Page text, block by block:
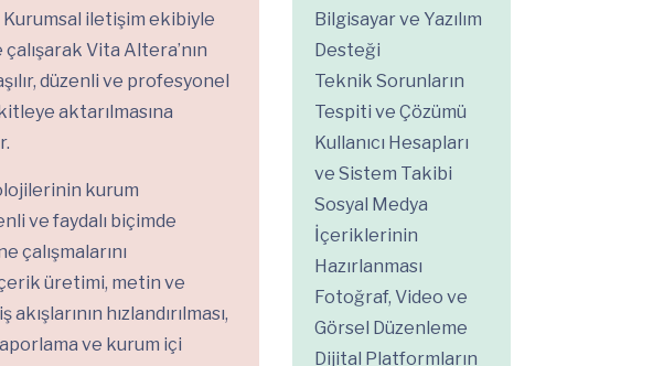
iletişim ekibiyle
Vita Altera’nın
düzenli ve profesyonel
aktarılmasına
kurum
ve faydalı biçimde
çalışmalarını
üretimi, metin ve
hızlandırılması,
ve kurum içi
Bilgisayar ve Yazılım
Desteği
Teknik Sorunların
Tespiti ve Çözümü
Kullanıcı Hesapları
ve Sistem Takibi
Sosyal Medya
İçeriklerinin
Hazırlanması
Fotoğraf, Video ve
Görsel Düzenleme
Dijital Platformların